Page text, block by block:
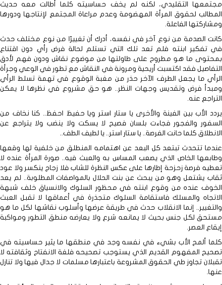
مجتمعها التقليدي، لكنه لم يخف حساسيته كلما أطالت معه حديث
المطالب لحقوق المرأة المهضومة وعدم مراعاة المجتمع لإنتاجها ودورها
ومشاركتها الفاعلة.
كانت الصدمة من نوع آخر في نفسه، أدرك أن تغييرًا من نوع مختلف حدث
في تفكير ابنته فلم تعد تلك التي تستلم لحالة فرض رأي دون اقتناع
بمحتوى ما هو مطروح على طاولتها من موضوع نقاش ودون فهم لأدق
التفاصيل فقد اكتسبت أريحية ومرونة في النقاش مع تطور في الوعي وجرأة
الرأي ما يجعل الطرف الآخر حذر من مغبة الوقوع في تهمة تسلط الرأي
ومبدأ فرض وتقديس وجهات النظر.. هو حق مشروع في نظرها لا يمكن
التراجع عنه.
يردد الأب بين الفينة والأخرى يا ستار استر ويا حفيظ احفظ.. كنا نخاف من
السفور والفجور فجاءت بلسان فصيح لا يسكت ولا ينضب ولا يتراجع عن
الانطلاق كلما حانت الفرصة.. يا ستار استر.. يا لطيف الطف..
عندما تتحدث تبتعد كل البعد عن اهتمامه المنطلق من خلفية لها وقعها
وطابعها الخاص الذي يصعب المساس به والعبث فيه.. صورة المرأة عنده لا
تعطيه فرصة زحزحة إطارها على عكس النظرة للشاب فلا زجاج ينكسر ولا عود
ثقاب يشتعل وهو من يبحث عن بنت الحلال بالمواصفات المطلوبة.. لم يعد
الخوف عنده من وقوع ابنته في محظور السلوك والانسياق خلف شبهة
الاتجاه والمسلك فاستقامة السلوك متجذرة في أعماقها لا تقبل العبث
والتغيير.. إنما الانقلاب حدث في طريقة عرضها وأسلوب نقاشها لكل ما هو
مستحق لكل جنس بحيث لا يمانعه شرع ولا يعارضه منطق التطور ومواكبة
إيقاع العصر.
كلما ألمح الأب بشيء في نفسه وجد في منطقها ما يثير حساسيته في
تصحيح المفهوم القديم الذي يستوجب تصحيحه فلغة الانفتاح وثقافته لا
تقبلان تجاوز طي الحقوق المشروعة باعتبارها مسلمات لا جدال فيها ولا تنازل
عنها.